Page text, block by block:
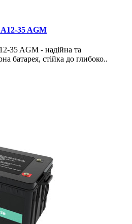
35 AGM
35 AGM - надійна та
батарея, стійка до глибоко..